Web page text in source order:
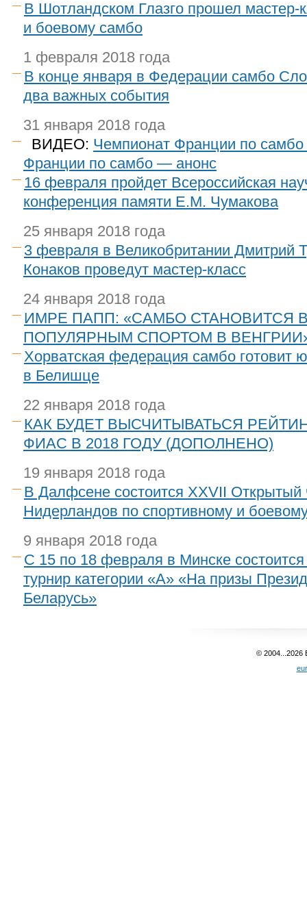
В Шотландском Глазго прошел мастер-
и боевому самбо
1 февраля 2018 года
В конце января в Федерации самбо
два важных события
31 января 2018 года
ВИДЕО: Чемпионат Франции по
Франции по самбо — анонс
16 февраля пройдет Всероссийская
конференция памяти Е.М. Чумакова
25 января 2018 года
3 февраля в Великобритании Дмитрий
Конаков проведут мастер-класс
24 января 2018 года
ИМРЕ ПАПП: «САМБО СТАНОВИТСЯ
ПОПУЛЯРНЫМ СПОРТОМ В
Хорватская федерация самбо готовит
в Белишце
22 января 2018 года
КАК БУДЕТ ВЫСЧИТЫВАТЬСЯ
ФИАС В 2018 ГОДУ (ДОПОЛНЕНО)
19 января 2018 года
В Далфсене состоится XXVII Открытый
Нидерландов по спортивному и
9 января 2018 года
С 15 по 18 февраля в Минске
турнир категории «А» «На призы
Беларусь»
© 2004...2026